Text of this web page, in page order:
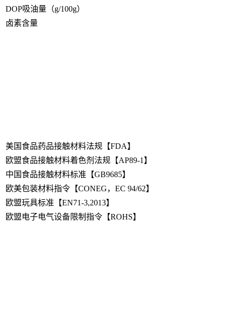
DOP吸油量（g/100g）
卤素含量
美国食品药品接触材料法规【FDA】
欧盟食品接触材料着色剂法规【AP89-1】
中国食品接触材料标准【GB9685】
欧美包装材料指令【CONEG，EC 94/62】
欧盟玩具标准【EN71-3,2013】
欧盟电子电气设备限制指令【ROHS】